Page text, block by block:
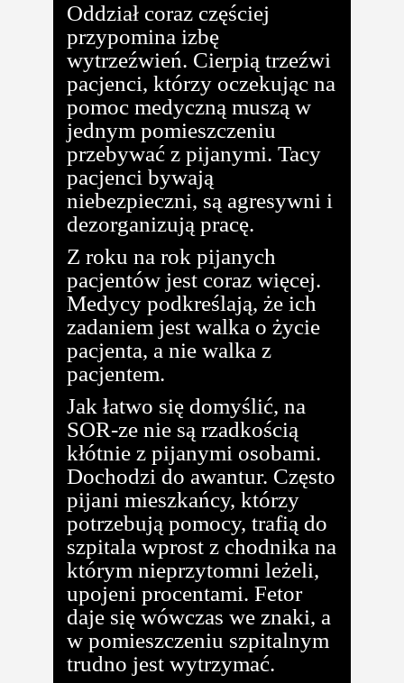
Oddział coraz częściej
przypomina izbę
wytrzeźwień. Cierpią trzeźwi
pacjenci, którzy oczekując na
pomoc medyczną muszą w
jednym pomieszczeniu
przebywać z pijanymi. Tacy
pacjenci bywają
niebezpieczni, są agresywni i
dezorganizują pracę.
Z roku na rok pijanych
pacjentów jest coraz więcej.
Medycy podkreślają, że ich
zadaniem jest walka o życie
pacjenta, a nie walka z
pacjentem.
Jak łatwo się domyślić, na
SOR-ze nie są rzadkością
kłótnie z pijanymi osobami.
Dochodzi do awantur. Często
pijani mieszkańcy, którzy
potrzebują pomocy, trafią do
szpitala wprost z chodnika na
którym nieprzytomni leżeli,
upojeni procentami. Fetor
daje się wówczas we znaki, a
w pomieszczeniu szpitalnym
trudno jest wytrzymać.